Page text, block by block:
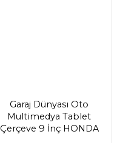
Garaj Dünyası Oto
Multimedya Tablet
Çerçeve 9 İnç HONDA